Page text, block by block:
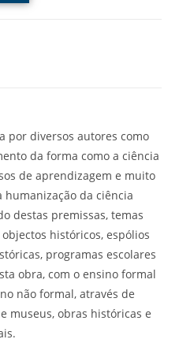
por diversos autores como
da forma como a ciência
de aprendizagem e muito
da ciência
destas premissas, temas
históricos, espólios
programas escolares
obra, com o ensino formal
não formal, através de
museus, obras históricas e